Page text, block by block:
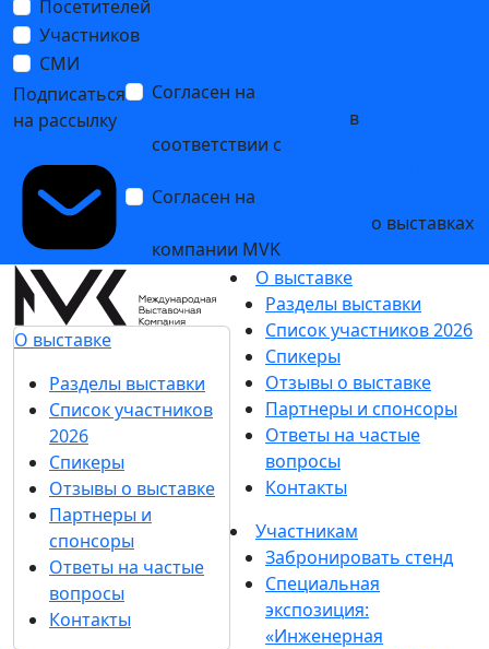
Посетителей
Участников
СМИ
Подписаться
на рассылку
Согласен на
в
соответствии с
Согласен на
о выставках
компании MVK
О выставке
Разделы выставки
Список участников
2026
Спикеры
Отзывы о выставке
Партнеры и
спонсоры
Ответы на частые
вопросы
Контакты
О выставке
Разделы выставки
Список участников 2026
Спикеры
Отзывы о выставке
Партнеры и спонсоры
Ответы на частые
вопросы
Контакты
Участникам
Забронировать стенд
Специальная
экспозиция:
«Инженерная